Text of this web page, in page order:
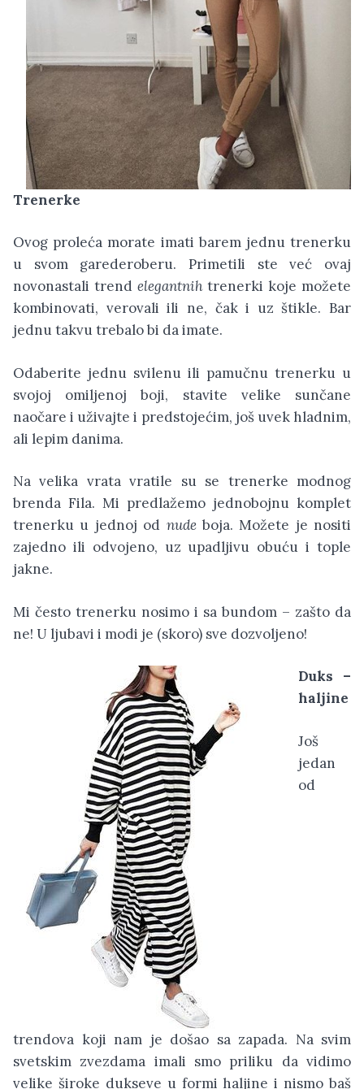
Trenerke
Ovog proleća morate imati barem jednu trenerku
u svom garederoberu. Primetili ste već ovaj
novonastali trend elegantnihtrenerki koje možete
kombinovati, verovali ili ne, čak i uz štikle. Bar
jednu takvu trebalo bi da imate.
Odaberite jednu svilenu ili pamučnu trenerku u
svojoj omiljenoj boji, stavite velike sunčane
naočare i uživajte i predstojećim, još uvek hladnim,
ali lepim danima.
Na velika vrata vratile su se trenerke modnog
brenda Fila. Mi predlažemo jednobojnu komplet
trenerku u jednoj od nudeboja. Možete je nositi
zajedno ili odvojeno, uz upadljivu obuću i tople
jakne.
Mi često trenerku nosimo i sa bundom – zašto da
ne! U ljubavi i modi je (skoro) sve dozvoljeno!
Duks –
haljine
Još
jedan
od
trendova koji nam je došao sa zapada. Na svim
svetskim zvezdama imali smo priliku da vidimo
velike široke dukseve u formi haljine i nismo baš